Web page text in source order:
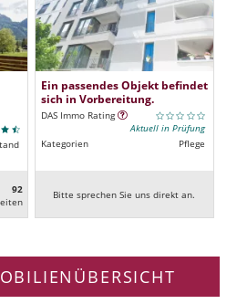
92
Ein passendes Objekt befindet
sich in Vorbereitung.
DAS Immo Rating
Aktuell in Prüfung
Kategorien
Pflege
Bitte sprechen Sie uns direkt an.